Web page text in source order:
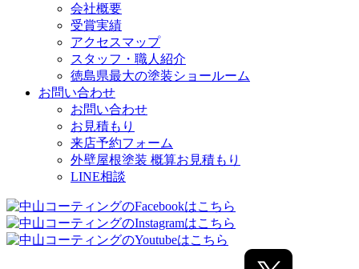
会社概要
受賞実績
アクセスマップ
スタッフ・職人紹介
徳島県最大の塗装ショールーム
お問い合わせ
お問い合わせ
お見積もり
来店予約フォーム
外壁屋根塗装 概算お見積もり
LINE相談